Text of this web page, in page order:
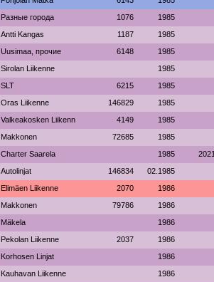
Разные города 1076 1985
Antti Kangas 1187 1985
Uusimaa, прочие 6148 1985
Sirolan Liikenne 1985
SLT 6215 1985
Oras Liikenne 146829 1985
Valkeakosken Liikenn 4149 1985
Makkonen 72685 1985
Charter Saarela 1985
Autolinjat 146834 02.1985
Elimäen Liikenne 2070 1986
Makkonen 79786 1986
Mäkela 1986
Pekolan Liikenne 2037 1986
Korhosen Linjat 1986
Kauhavan Liikenne 1986